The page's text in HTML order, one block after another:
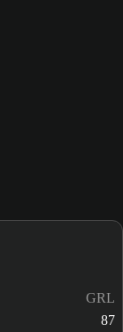
GRL
87